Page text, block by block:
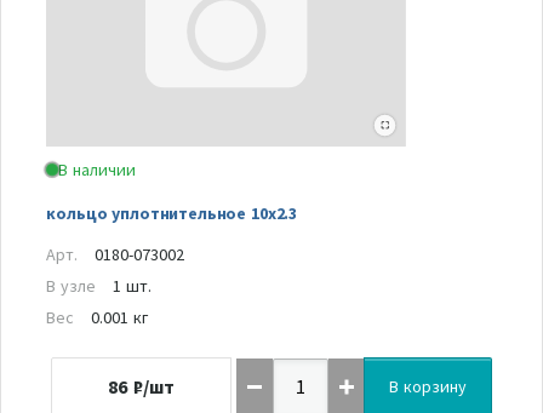
В наличии
кольцо уплотнительное 10х2.3
Арт.
0180-073002
В узле
1 шт.
Вес
0.001 кг
86 ₽/шт В корзину